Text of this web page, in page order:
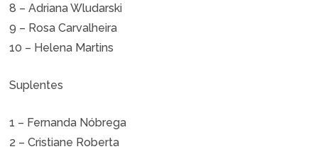
8 – Adriana Wludarski
9 – Rosa Carvalheira
10 – Helena Martins
Suplentes
1 – Fernanda Nóbrega
2 – Cristiane Roberta